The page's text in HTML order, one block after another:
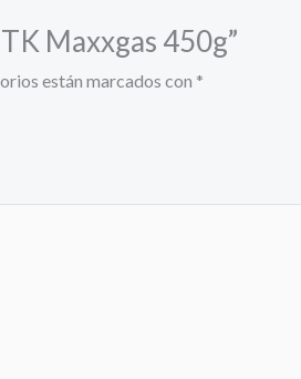
Maxxgas 450g”
están marcados con *